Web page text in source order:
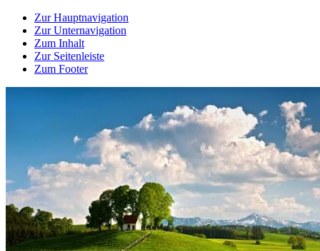
Zur Hauptnavigation
Zur Unternavigation
Zum Inhalt
Zur Seitenleiste
Zum Footer